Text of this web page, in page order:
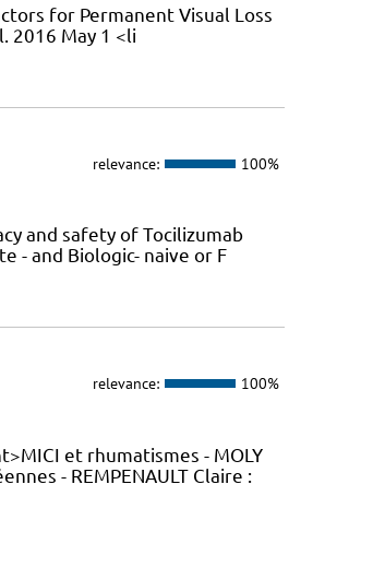
for Permanent Visual Loss
2016 May 1 <li
relevance: 100%
and safety of Tocilizumab
- and Biologic- naive or F
relevance: 100%
et rhumatismes - MOLY
- REMPENAULT Claire :